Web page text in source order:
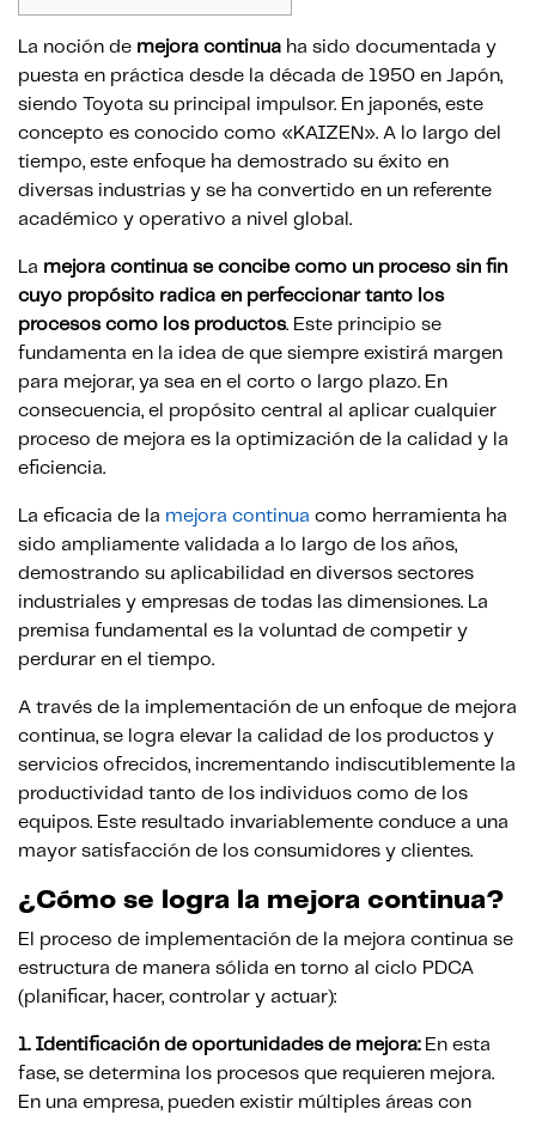
La noción de mejora continua ha sido documentada y
puesta en práctica desde la década de 1950 en Japón,
siendo Toyota su principal impulsor. En japonés, este
concepto es conocido como «KAIZEN». A lo largo del
tiempo, este enfoque ha demostrado su éxito en
diversas industrias y se ha convertido en un referente
académico y operativo a nivel global.
La mejora continua se concibe como un proceso sin fin
cuyo propósito radica en perfeccionar tanto los
procesos como los productos. Este principio se
fundamenta en la idea de que siempre existirá margen
para mejorar, ya sea en el corto o largo plazo. En
consecuencia, el propósito central al aplicar cualquier
proceso de mejora es la optimización de la calidad y la
eficiencia.
La eficacia de la mejora continua como herramienta ha
sido ampliamente validada a lo largo de los años,
demostrando su aplicabilidad en diversos sectores
industriales y empresas de todas las dimensiones. La
premisa fundamental es la voluntad de competir y
perdurar en el tiempo.
A través de la implementación de un enfoque de mejora
continua, se logra elevar la calidad de los productos y
servicios ofrecidos, incrementando indiscutiblemente la
productividad tanto de los individuos como de los
equipos. Este resultado invariablemente conduce a una
mayor satisfacción de los consumidores y clientes.
¿Cómo se logra la mejora continua?
El proceso de implementación de la mejora continua se
estructura de manera sólida en torno al ciclo PDCA
(planificar, hacer, controlar y actuar):
1. Identificación de oportunidades de mejora:En esta
fase, se determina los procesos que requieren mejora.
En una empresa, pueden existir múltiples áreas con